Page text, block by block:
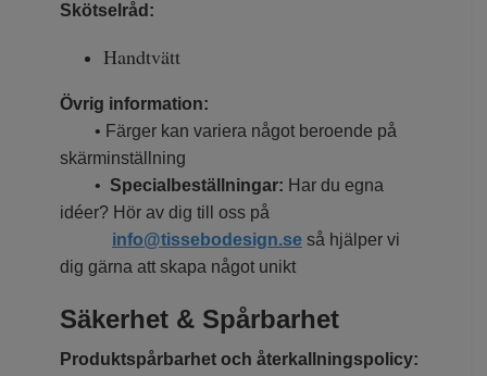
Skötselråd:
Handtvätt
Övrig information:
• Färger kan variera något beroende på
skärminställning
• Specialbeställningar: Har du egna
idéer? Hör av dig till oss på
info@tissebodesign.se så hjälper vi
dig gärna att skapa något unikt
Säkerhet & Spårbarhet
Produktspårbarhet och återkallningspolicy: